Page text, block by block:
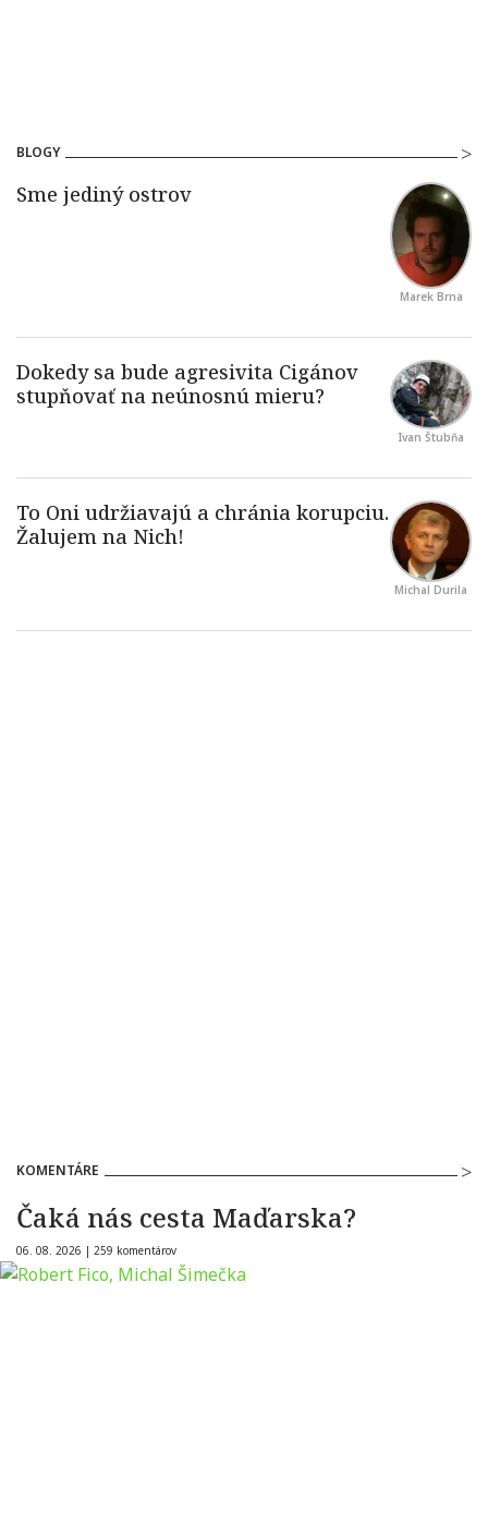
BLOGY
Marek Brna
Ivan Štubňa
Michal Durila
KOMENTÁRE
Čaká nás cesta Maďarska?
06. 08. 2026 | 259 komentárov